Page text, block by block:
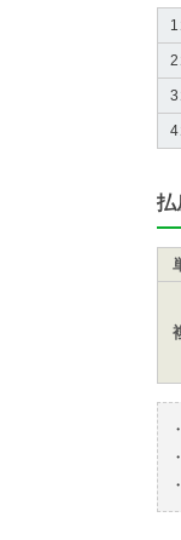
2
3
4
払
・
・
・